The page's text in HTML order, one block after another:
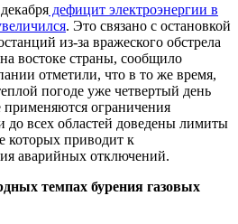
дефицит электроэнергии в
. Это связано с остановкой
из-за вражеского обстрела
востоке страны, сообщило
отметили, что в то же время,
погоде уже четвертый день
ограничения
до всех областей доведены лимиты
которых приводит к
аварийных отключений.
темпах бурения газовых